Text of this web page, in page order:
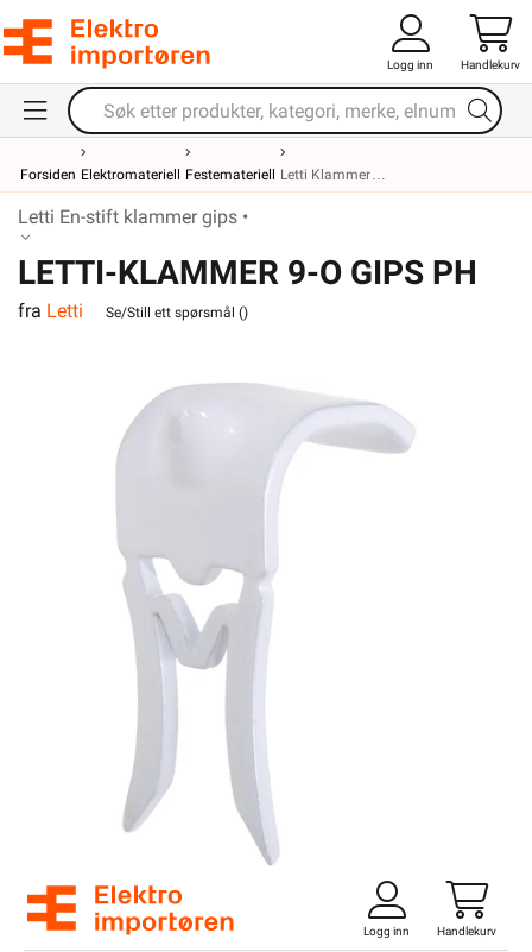
Logg inn Handlekurv
Forsiden Elektromateriell Festemateriell Letti Klammer
Letti En-stift klammer gips •
LETTI-KLAMMER 9-O GIPS PH
fra Letti Se/Still ett spørsmål ()
Logg inn Handlekurv